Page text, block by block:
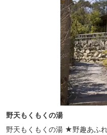
野天もくもくの湯
野天もくもくの湯 ★野趣あふれる野天風呂が自慢！ 自然の山の傾